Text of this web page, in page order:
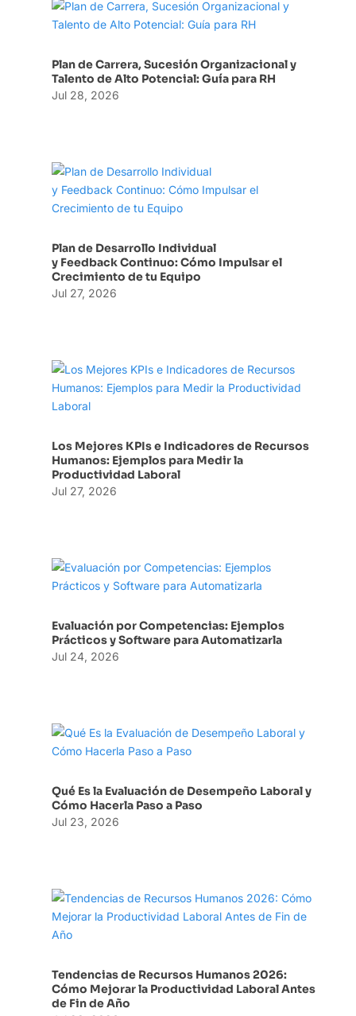
Plan de Carrera, Sucesión Organizacional y
Talento de Alto Potencial: Guía para RH
Jul 28, 2026
Plan de Desarrollo Individual
y Feedback Continuo: Cómo Impulsar el
Crecimiento de tu Equipo
Jul 27, 2026
Los Mejores KPIs e Indicadores de Recursos
Humanos: Ejemplos para Medir la
Productividad Laboral
Jul 27, 2026
Evaluación por Competencias: Ejemplos
Prácticos y Software para Automatizarla
Jul 24, 2026
Qué Es la Evaluación de Desempeño Laboral y
Cómo Hacerla Paso a Paso
Jul 23, 2026
Tendencias de Recursos Humanos 2026:
Cómo Mejorar la Productividad Laboral Antes
de Fin de Año